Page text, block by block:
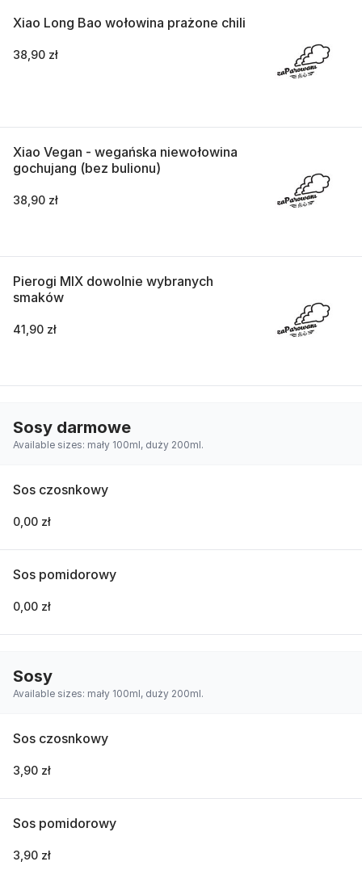
Xiao Long Bao wołowina prażone chili
38,90 zł
Xiao Vegan - wegańska niewołowina
gochujang (bez bulionu)
38,90 zł
Pierogi MIX dowolnie wybranych
smaków
41,90 zł
Sosy darmowe
Available sizes: mały 100ml, duży 200ml.
Sos czosnkowy
0,00 zł
Sos pomidorowy
0,00 zł
Sosy
Available sizes: mały 100ml, duży 200ml.
Sos czosnkowy
3,90 zł
Sos pomidorowy
3,90 zł